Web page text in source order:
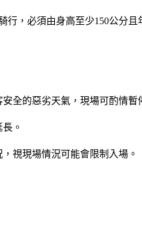
行，必須由身高至少150公分且
全的惡劣天氣，現場可酌情暫
。
視現場情況可能會限制入場。